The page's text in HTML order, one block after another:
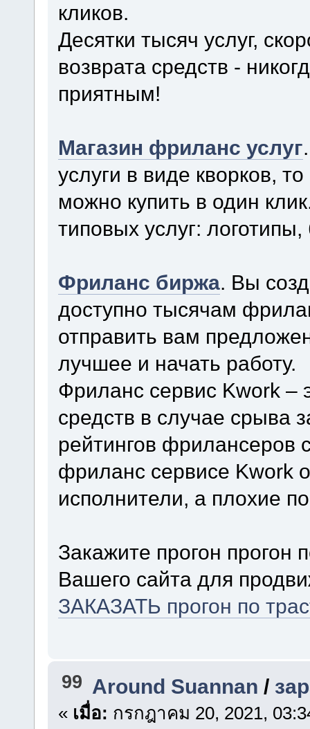
кликов.
Десятки тысяч услуг,
возврата средств -
приятным!
Магазин фриланс услуг
услуги в виде кворков,
можно купить в один
типовых услуг:
Фриланс биржа. Вы
доступно тысячам
отправить вам
лучшее и начать работу.
Фриланс сервис Kwork –
средств в случае срыва
рейтингов фрилансеров
фриланс сервисе Kwork
исполнители, а плохие
Закажите прогон прогон
Вашего сайта для
ЗАКАЗАТЬ прогон по
99 Around Suannan /
« เมื่อ: กรกฎาคม 20, 2021,